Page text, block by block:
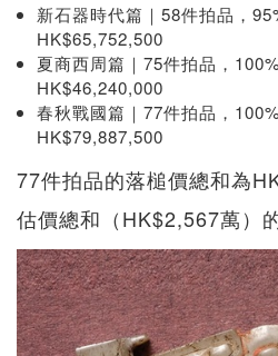
新石器時代篇｜58件拍品，
HK$65,752,500
夏商西周篇｜75件拍品，
HK$46,240,000
春秋戰國篇｜77件拍品，
HK$79,887,500
77件拍品的落槌價總和為
估價總和（HK$2,567萬）